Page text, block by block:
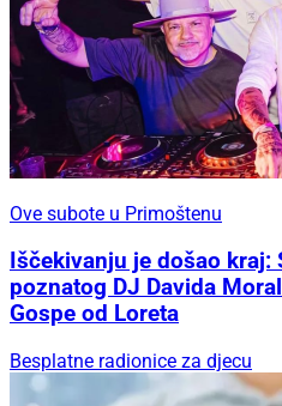
Ove subote u Primoštenu
Iščekivanju je došao
poznatog DJ Davida
Gospe od Loreta
Besplatne radionice za djecu